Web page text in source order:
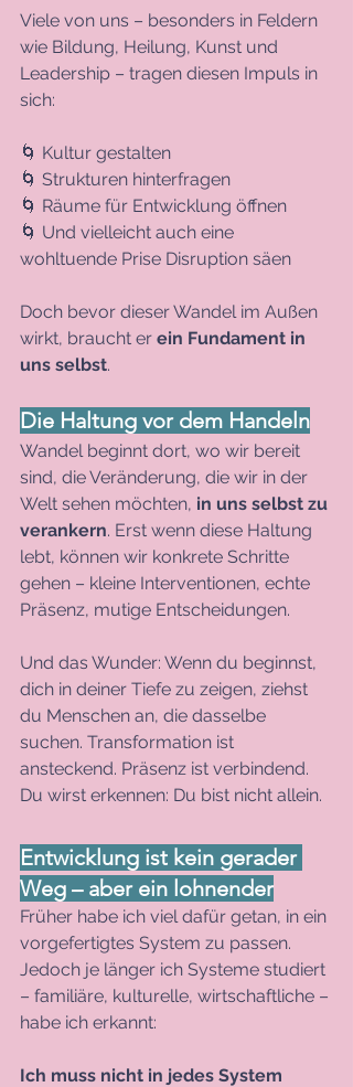
Viele von uns – besonders in Feldern
wie Bildung, Heilung, Kunst und
Leadership – tragen diesen Impuls in
sich:
🌀 Kultur gestalten
🌀 Strukturen hinterfragen
🌀 Räume für Entwicklung öffnen
🌀 Und vielleicht auch eine
wohltuende Prise Disruption säen
Doch bevor dieser Wandel im Außen
wirkt, braucht er ein Fundament in
uns selbst.
Die Haltung vor dem Handeln
Wandel beginnt dort, wo wir bereit
sind, die Veränderung, die wir in der
Welt sehen möchten, in uns selbst zu
verankern. Erst wenn diese Haltung
lebt, können wir konkrete Schritte
gehen – kleine Interventionen, echte
Präsenz, mutige Entscheidungen.
Und das Wunder: Wenn du beginnst,
dich in deiner Tiefe zu zeigen, ziehst
du Menschen an, die dasselbe
suchen. Transformation ist
ansteckend. Präsenz ist verbindend.
Du wirst erkennen: Du bist nicht allein.
Entwicklung ist kein gerader
Weg – aber ein lohnender
Früher habe ich viel dafür getan, in ein
vorgefertigtes System zu passen.
Jedoch je länger ich Systeme studiert
– familiäre, kulturelle, wirtschaftliche –
habe ich erkannt:
Ich muss nicht in jedes System